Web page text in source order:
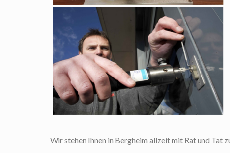
Wir stehen Ihnen in Bergheim allzeit mit Rat und Tat